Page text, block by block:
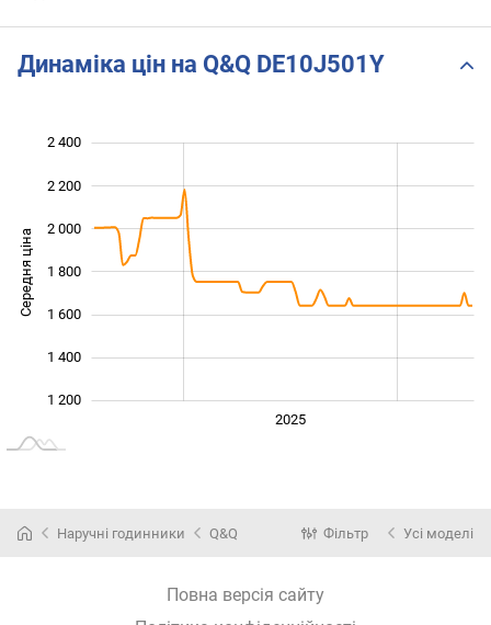
Динаміка цін на Q&Q DE10J501Y
Середня ціна 1 200
1 200
1 400
1 600
1 800
2 000
2 200
2 400
2025
Наручні годинники Q&Q Фільтр Усі моделі
Повна версія сайту